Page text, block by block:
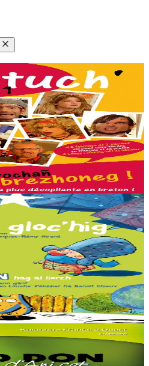
écrite et filmée dans un
des années 2000, pour le plus grand
et le jardin potager
de neige, un bébé
au milieu de la forêt. Il tient,